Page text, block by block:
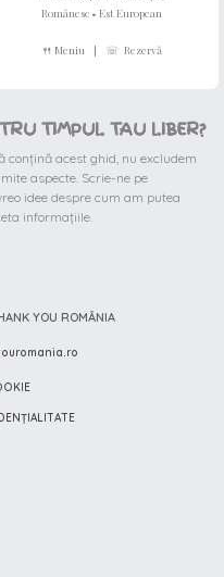
Românesc • Est European
🍴 Meniu| ☏ Rezervă
TIMPUL TAU LIBER?
acest ghid, nu excludem
aspecte. Scrie-ne pe
idee despre cum am putea
informațiile.
YOU ROMÂNIA